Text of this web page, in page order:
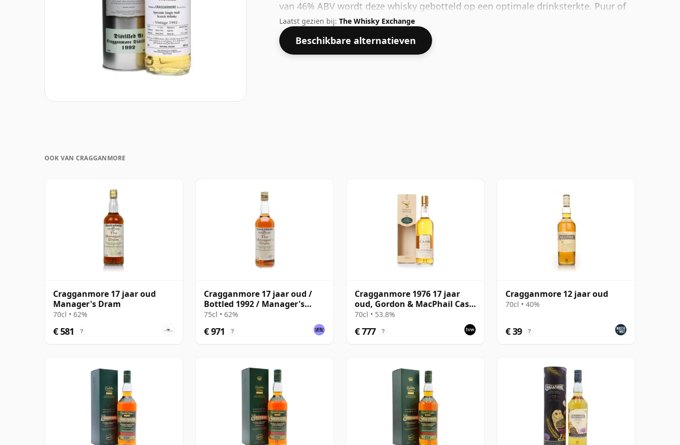
van 46% ABV wordt deze whisky gebotteld op een optimale drinksterkte. Puur of
met een druppel water genoten.
Laatst gezien bij: The Whisky Exchange
Beschikbare alternatieven
OOK VAN CRAGGANMORE
Cragganmore 17 jaar oud
Manager's Dram
70cl • 62%
€ 581 ?
Cragganmore 17 jaar oud /
Bottled 1992 / Manager's
Dram
75cl • 62%
€ 971 ?
Cragganmore 1976 17 jaar
oud, Gordon & MacPhail Cask
Strength 1993 Bottling
70cl • 53.8%
€ 777 ?
Cragganmore 12 jaar oud
70cl • 40%
€ 39 ?